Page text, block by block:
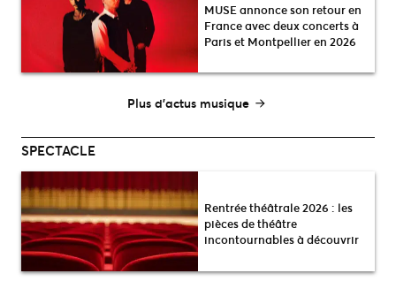
MUSE annonce son retour en
France avec deux concerts à
Paris et Montpellier en 2026
Plus d’actus musique
SPECTACLE
Rentrée théâtrale 2026 : les
pièces de théâtre
incontournables à découvrir